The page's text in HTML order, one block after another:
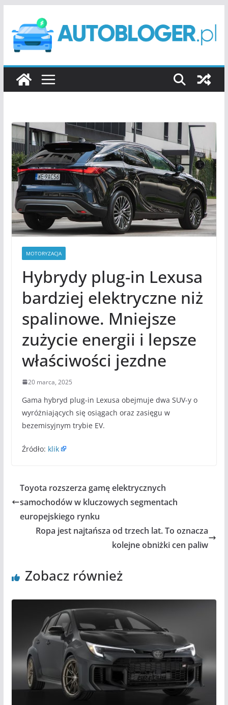
treści
MOTORYZACJA
Hybrydy plug-in Lexusa
bardziej elektryczne niż
spalinowe. Mniejsze
zużycie energii i lepsze
właściwości jezdne
20 marca, 2025
Gama hybryd plug-in Lexusa obejmuje dwa SUV-y o
wyróżniających się osiągach oraz zasięgu w
bezemisyjnym trybie EV.
Źródło: klik
Toyota rozszerza gamę elektrycznych
samochodów w kluczowych segmentach
europejskiego rynku
Ropa jest najtańsza od trzech lat. To oznacza
kolejne obniżki cen paliw
Zobacz również